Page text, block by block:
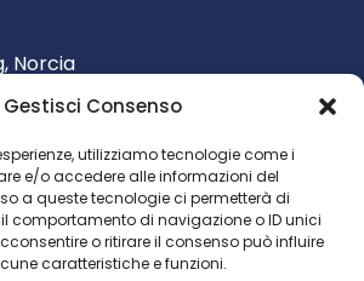
Gestisci Consenso
utilizziamo tecnologie come i
e/o accedere alle informazioni del
a queste tecnologie ci permetterà di
comportamento di navigazione o ID unici
o ritirare il consenso può influire
caratteristiche e funzioni.
Norcia
735 6565